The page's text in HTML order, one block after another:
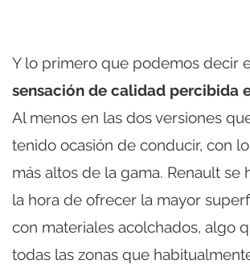
Y lo primero que podemos decir
sensación de calidad percibida
Al menos en las dos versiones
tenido ocasión de conducir, con
más altos de la gama. Renault se
la hora de ofrecer la mayor
con materiales acolchados, algo
todas las zonas que